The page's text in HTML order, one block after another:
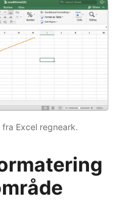
Excel regneark.